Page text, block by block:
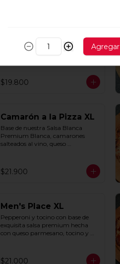
Cebolla, pimentón, champiñones,
jamon y pepperoni con base de
salsa clasica  hecha con tomate
$19.800
Camarón a la Pizza XL
Base de nuestra Salsa Blanca
Premium Blanca, camarones
salteados al vino, queso
$21.900
Men's Place XL
Pepperoni y tocino con base de
exquisita salsa premium hecha
con queso parmesano, tocino y
$21.000
Agregar